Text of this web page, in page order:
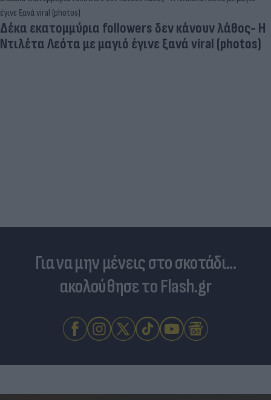
Η
Για να μην μένεις στο σκοτάδι...
ακολούθησε το Flash.gr